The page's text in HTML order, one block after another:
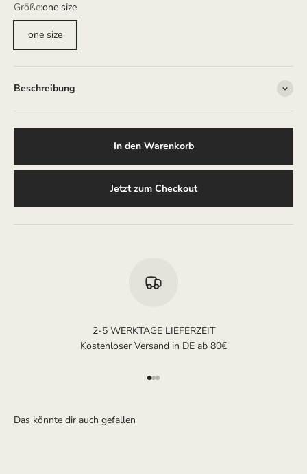
Größe:one size
one size
Beschreibung
In den Warenkorb
Jetzt zum Checkout
2-5 WERKTAGE LIEFERZEIT
Kostenloser Versand in DE ab 80€